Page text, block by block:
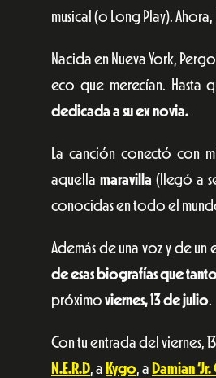
musical (o Long Play).
Nacida en Nueva York,
eco que merecían. Hasta
dedicada a su ex novia.
La canción conectó con
aquella maravilla (llegó a
conocidas en todo el
Además de una voz y de un
de esas biografías que
próximo viernes, 13 de julio.
Con tu entrada del viernes,
N.E.R.D, a Kygo, a Damian